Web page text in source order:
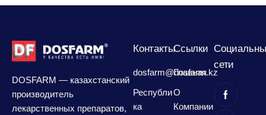
DOSFARM — казахстанский
производитель
лекарственных препаратов,
Контакты
dosfarm@dosfarm.kz
Республи
ка
Сcылки
Главная
О
Компании
сети